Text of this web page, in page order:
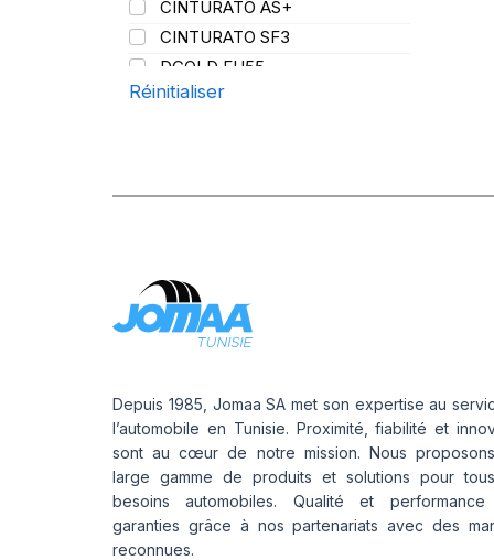
121/120
123
136/134
152
154/149
154/150
156/150
160
164/160
168
CINTURATO AS+
CINTURATO SF3
DCOLD FH55
DIABLO SCOOTER R
FR 25 PLUS
FR:01
FR: 01S
NERO
NERO GT
P-ZERO
P-ZERO AS
P1 CINTURATO
P1 CINTURATO VERDE
Réinitialiser
Depuis 1985, Jomaa SA met son expertise au
l’automobile en Tunisie. Proximité, fiabilité et
sont au cœur de notre mission. Nous
large gamme de produits et solutions pour
besoins automobiles. Qualité et performance
garanties grâce à nos partenariats avec des
reconnues.